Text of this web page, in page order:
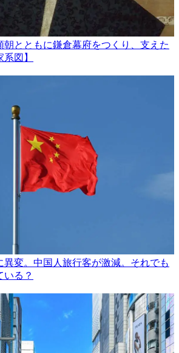
とともに鎌倉幕府をつくり、支えた
図】
異変。中国人旅行客が激減。それでも
いる？